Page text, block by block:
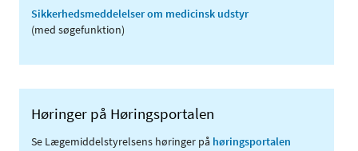
Sikkerhedsmeddelelser om medicinsk udstyr
(med søgefunktion)
Høringer på Høringsportalen
Se Lægemiddelstyrelsens høringer på høringsportalen